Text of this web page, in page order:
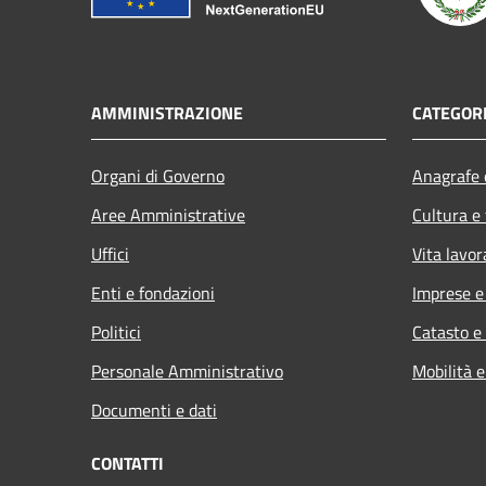
AMMINISTRAZIONE
Organi di Governo
Aree Amministrative
Uffici
Enti e fondazioni
Politici
Personale Amministrativo
Documenti e dati
Cultura
Vita
Imprese
Catasto
Mobilità
CONTATTI